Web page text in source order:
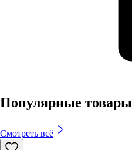
Популярные товары
Смотреть всё